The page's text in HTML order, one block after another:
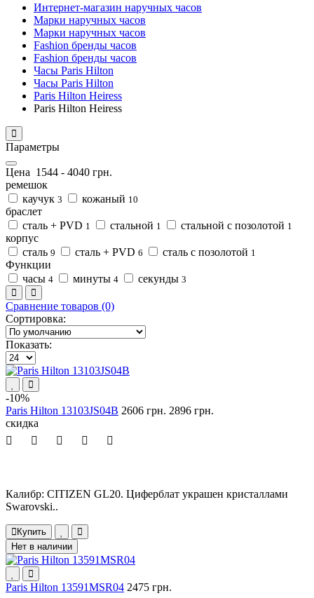
Интернет-магазин наручных часов
Марки наручных часов
Марки наручных часов
Fashion бренды часов
Fashion бренды часов
Часы Paris Hilton
Часы Paris Hilton
Paris Hilton Heiress
Paris Hilton Heiress
Параметры
Цена 1544 - 4040 грн.
ремешок
каучук 3 кожаный 10
браслет
сталь + PVD 1 стальной 1 стальной с позолотой 1
корпус
сталь 9 сталь + PVD 6 сталь с позолотой 1
Функции
часы 4 минуты 4 секунды 3
Сравнение товаров (0)
Сортировка:
Показать:
-10%
Paris Hilton 13103JS04B 2606 грн. 2896 грн.
скидка
Калибр: CITIZEN GL20. Циферблат украшен кристаллами
Swarovski..
Купить
Нет в наличии
Paris Hilton 13591MSR04 2475 грн.